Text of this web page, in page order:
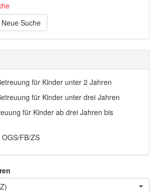
Neue Suche
für Kinder unter 2 Jahren
für Kinder unter drei Jahren
für Kinder ab drei Jahren bis
OGS/FB/ZS